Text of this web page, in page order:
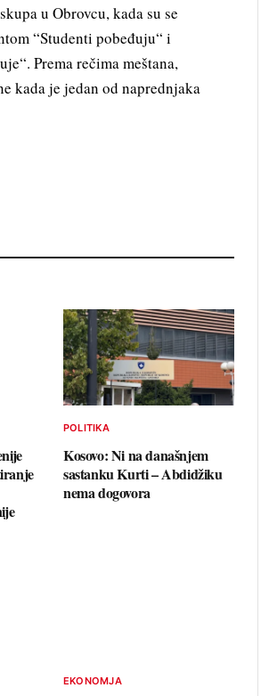
u Obrovcu, kada su se
“Studenti pobeđuju“ i
Prema rečima meštana,
kada je jedan od naprednjaka
POLITIKA
Kosovo: Ni na današnjem
sastanku Kurti – Abdidžiku
nema dogovora
EKONOMJA